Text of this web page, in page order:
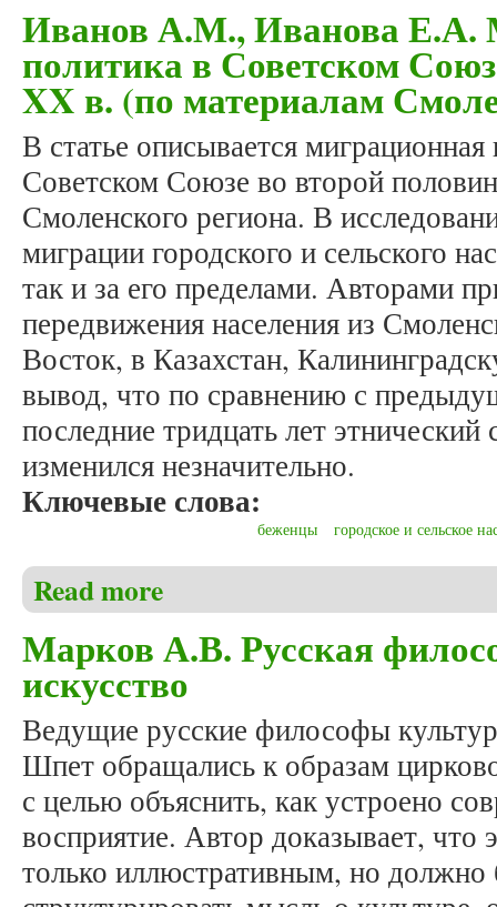
Иванов А.М., Иванова Е.А.
политика в Советском
XX в. (по материалам
В статье описывается
Советском Союзе во второй
Смоленского региона. В
миграции городского и сельского
так и за его пределами. Авторами
передвижения населения из
Восток, в Казахстан,
вывод, что по сравнению с
последние тридцать лет
изменился незначительно.
Ключевые слова:
беженцы городское и сельское
Read more
Марков А.В. Русская
искусство
Ведущие русские философы
Шпет обращались к образам
с целью объяснить, как устроено
восприятие. Автор доказывает,
только иллюстративным, но